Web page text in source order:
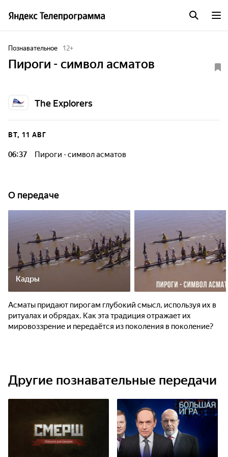
Познавательное 12+
Пироги - символ асматов
The Explorers
ВТ, 11 АВГ
06:37 Пироги - символ асматов
О передаче
Кадры
Асматы придают пирогам глубокий смысл, используя их в
ритуалах и обрядах. Как эта традиция отражает их
мировоззрение и передаётся из поколения в поколение?
Другие познавательные передачи